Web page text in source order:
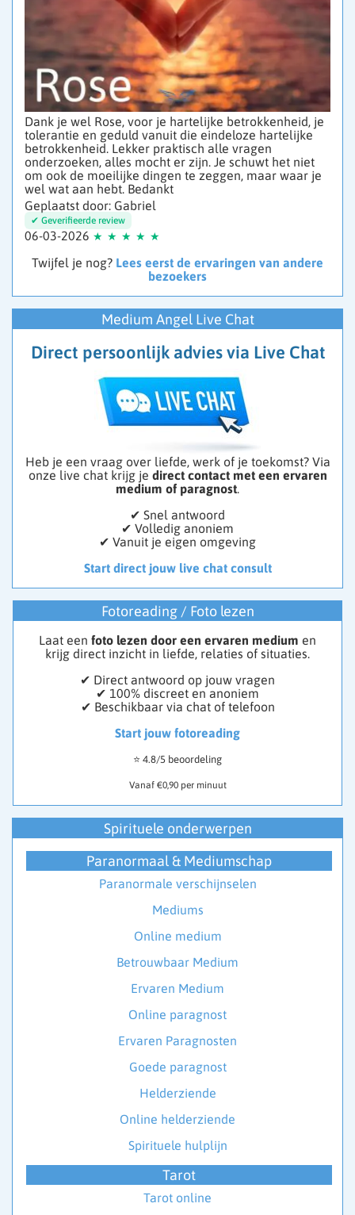
Dank je wel Rose, voor je hartelijke betrokkenheid, je
tolerantie en geduld vanuit die eindeloze hartelijke
betrokkenheid. Lekker praktisch alle vragen
onderzoeken, alles mocht er zijn. Je schuwt het niet
om ook de moeilijke dingen te zeggen, maar waar je
wel wat aan hebt. Bedankt
Geplaatst door: Gabriel
06-03-2026
Twijfel je nog? Lees eerst de ervaringen van andere
bezoekers
Medium Angel Live Chat
Direct persoonlijk advies via Live Chat
Heb je een vraag over liefde, werk of je toekomst? Via
onze live chat krijg je direct contact met een ervaren
medium of paragnost.
✔ Snel antwoord
✔ Volledig anoniem
✔ Vanuit je eigen omgeving
Start direct jouw live chat consult
Fotoreading / Foto lezen
Laat een foto lezen door een ervaren medium en
krijg direct inzicht in liefde, relaties of situaties.
✔ Direct antwoord op jouw vragen
✔ 100% discreet en anoniem
✔ Beschikbaar via chat of telefoon
Start jouw fotoreading
⭐ 4.8/5 beoordeling
Vanaf €0,90 per minuut
Spirituele onderwerpen
Paranormaal & Mediumschap
Paranormale verschijnselen
Mediums
Online medium
Betrouwbaar Medium
Ervaren Medium
Online paragnost
Ervaren Paragnosten
Goede paragnost
Helderziende
Online helderziende
Spirituele hulplijn
Tarot
Tarot online